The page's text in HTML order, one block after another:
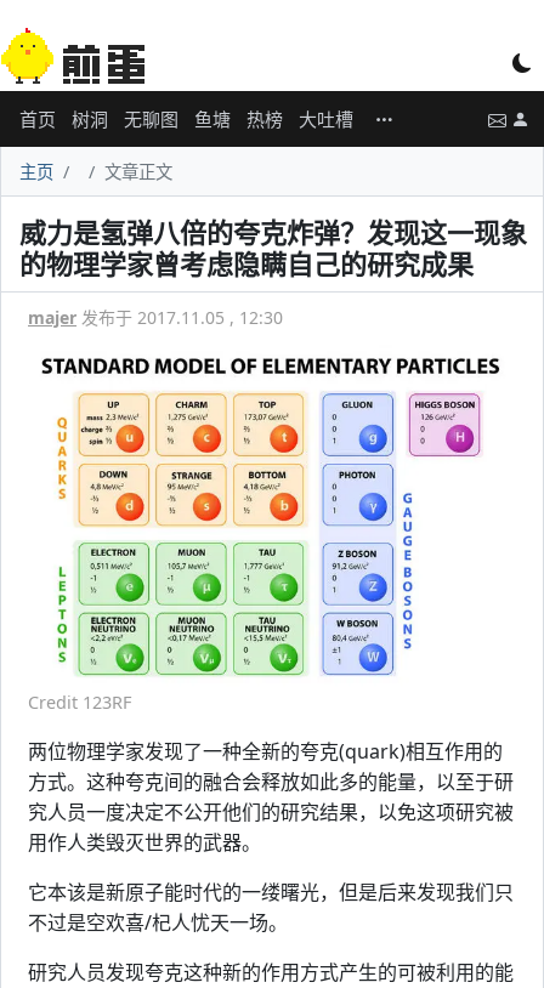
首页 树洞 无聊图 鱼塘 热榜 大吐槽
主页 文章正文
威力是氢弹八倍的夸克炸弹？发现这一现象
的物理学家曾考虑隐瞒自己的研究成果
majer 发布于 2017.11.05 , 12:30
Credit 123RF
两位物理学家发现了一种全新的夸克(quark)相互作用的
方式。这种夸克间的融合会释放如此多的能量，以至于研
究人员一度决定不公开他们的研究结果，以免这项研究被
用作人类毁灭世界的武器。
它本该是新原子能时代的一缕曙光，但是后来发现我们只
不过是空欢喜/杞人忧天一场。
研究人员发现夸克这种新的作用方式产生的可被利用的能